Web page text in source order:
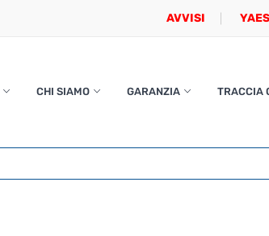
AVVISI
CHI SIAMO GARANZIA TRACCIA